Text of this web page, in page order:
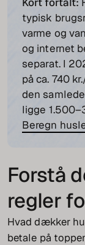
typisk
varme og
og internet
separat. I
på ca. 740
den
ligge
Beregn
Forstå
regler
Hvad dækker
betale på